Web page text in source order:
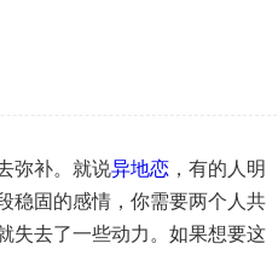
弥补。就说异地恋 ，有的人明
稳固的感情，你需要两个人共
失去了一些动力。如果想要这